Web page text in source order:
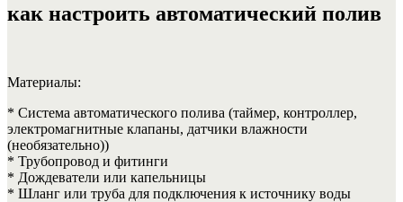
как настроить автоматический полив
Материалы:
* Система автоматического полива (таймер, контроллер,
электромагнитные клапаны, датчики влажности
(необязательно))
* Трубопровод и фитинги
* Дождеватели или капельницы
* Шланг или труба для подключения к источнику воды